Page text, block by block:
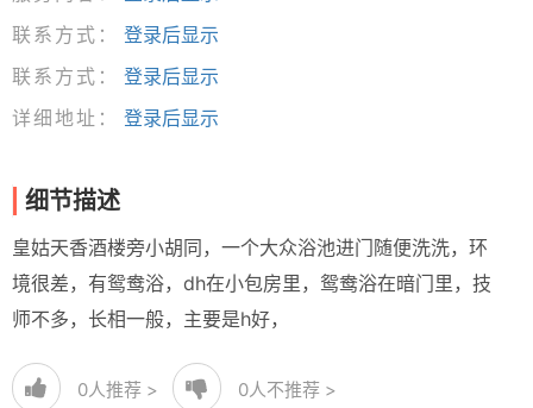
联系方式：
登录后显示
联系方式：
登录后显示
详细地址：
登录后显示
细节描述
皇姑天香酒楼旁小胡同，一个大众浴池进门随便洗洗，环
境很差，有鸳鸯浴，dh在小包房里，鸳鸯浴在暗门里，技
师不多，长相一般，主要是h好，
0人推荐 > 0人不推荐 >